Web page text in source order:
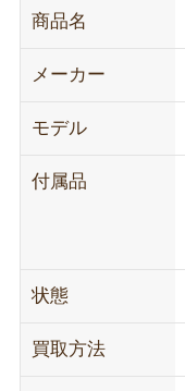
商品名
メーカー
モデル
付属品
状態
買取方法